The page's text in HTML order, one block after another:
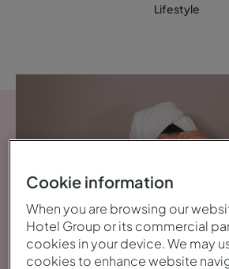
Lifestyle
Cookie information
When you are browsing our
Hotel Group or its commercial
cookies in your device. We may
cookies to enhance website